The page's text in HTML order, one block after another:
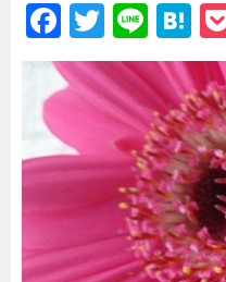
F
a
c
b
o
o
k
T
wi
tt
er
Li
n
e
H
at
e
n
a